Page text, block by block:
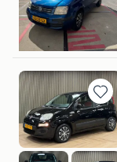
alaeldin raslan
Amersfoort
in
Mijn